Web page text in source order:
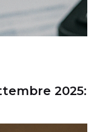
2025: